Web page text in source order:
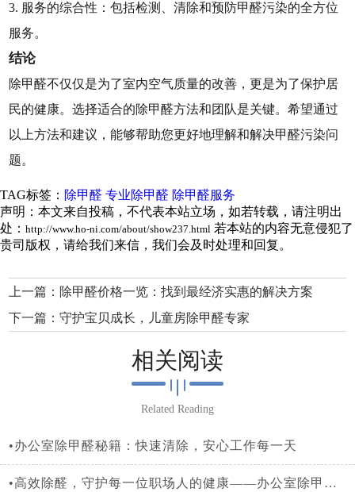
3. 服务的综合性：包括检测、清除和预防甲醛污染的全方位
服务。
结论
除甲醛不仅仅是为了室内空气质量的改善，更是为了保护居
民的健康。选择适合的除甲醛方法和团队是关键。希望通过
以上方法和建议，能够帮助您更好地理解和解决甲醛污染问
题。
TAG标签： 除甲醛 专业除甲醛 除甲醛服务
声明：本文来自投稿，不代表本站立场，如若转载，请注明出
处： http://www.ho-ni.com/about/show237.html 若本站的内容无意侵犯了
贵司版权，请给我们来信，我们会及时处理和回复。
上一篇： 除甲醛价格一览：找到最经济实惠的解决方案
下一篇：守护宝贝成长，儿童房除甲醛专家
相关阅读
Related Reading
•办公室除甲醛秘籍：快速清除，安心工作每一天
•高效除醛，守护每一位职场人的健康——办公室除甲醛全攻略